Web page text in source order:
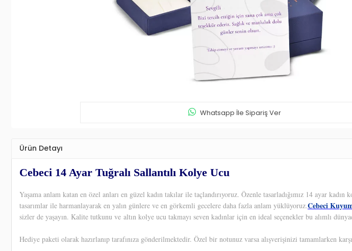
Whatsapp İle Sipariş Ver
Ürün Detayı
Cebeci 14 Ayar Tuğralı Sallantılı Kolye Ucu
Yaşama anlam katan en özel anları en güzel kadın takılar ile taçlandırıyoruz. Özenle tasarladığımız 14 ayar
tasarımlar ile harmanlayarak en yalın günlere ve en görkemli gecelere daha fazla anlam yüklüyoruz.Cebeci
sizler de yaşayın. Kalite tutkunu ve altın kolye ucu takmayı seven kadınlar için en ideal seçenekler bu alımlı
Hediye paketi olarak hazırlanıp tarafınıza gönderilmektedir. Özel bir notunuz varsa alışverişinizi tamamlarken